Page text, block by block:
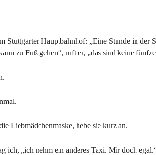
Stuttgarter Hauptbahnhof: „Eine Stunde in der
zu Fuß gehen“, ruft er, „das sind keine
Liebmädchenmaske, hebe sie kurz an.
ich, „ich nehm ein anderes Taxi. Mir doch